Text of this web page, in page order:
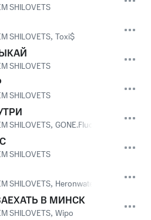
SHILOVETS
SHILOVETS, Toxi$
SHILOVETS
SHILOVETS
SHILOVETS, GONE.Fludd
SHILOVETS
SHILOVETS, Heronwater
В МИНСК
SHILOVETS, Wipo